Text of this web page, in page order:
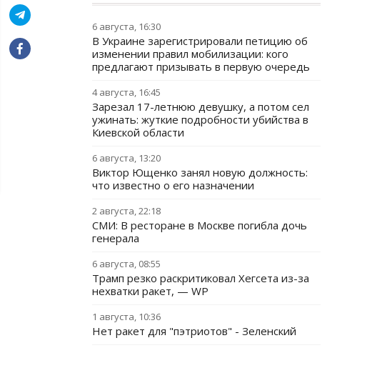
6 августа, 16:30
В Украине зарегистрировали петицию об
изменении правил мобилизации: кого
предлагают призывать в первую очередь
4 августа, 16:45
Зарезал 17-летнюю девушку, а потом сел
ужинать: жуткие подробности убийства в
Киевской области
6 августа, 13:20
Виктор Ющенко занял новую должность:
что известно о его назначении
2 августа, 22:18
СМИ: В ресторане в Москве погибла дочь
генерала
6 августа, 08:55
Трамп резко раскритиковал Хегсета из-за
нехватки ракет, — WP
1 августа, 10:36
Нет ракет для "пэтриотов" - Зеленский